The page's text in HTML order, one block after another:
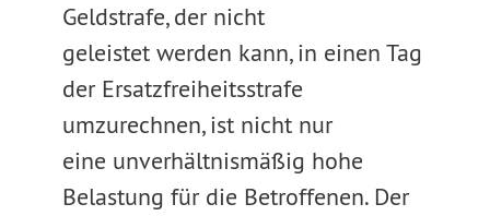
Geldstrafe, der nicht
geleistet werden kann, in einen Tag
der Ersatzfreiheitsstrafe
umzurechnen, ist nicht nur
eine unverhältnismäßig hohe
Belastung für die Betroffenen. Der